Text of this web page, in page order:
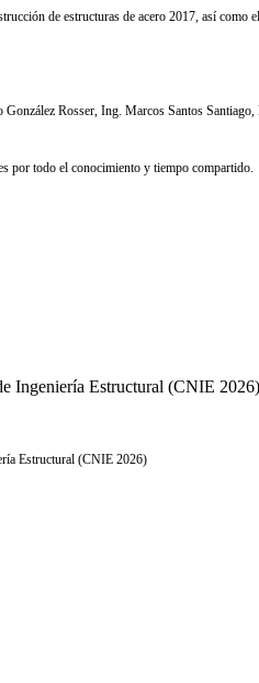
de estructuras de acero 2017, así como
Rosser, Ing. Marcos Santos Santiago,
por todo el conocimiento y tiempo compartido.
Ingeniería Estructural (CNIE 2026)
Estructural (CNIE 2026)